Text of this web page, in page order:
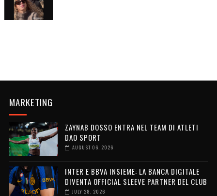
MARKETING
ZAYNAB DOSSO ENTRA NEL TEAM DI ATLETI
DAO SPORT
AUGUST 06, 2026
INTER E BBVA INSIEME: LA BANCA DIGITALE
DIVENTA OFFICIAL SLEEVE PARTNER DEL CLUB
JULY 28, 2026